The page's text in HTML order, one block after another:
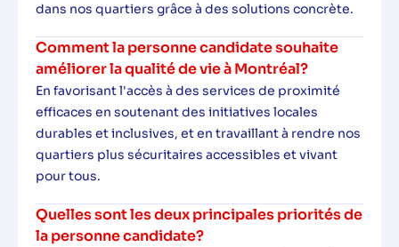
dans nos quartiers grâce à des solutions concrète.
Comment la personne candidate souhaite
améliorer la qualité de vie à Montréal?
En favorisant l'accès à des services de proximité
efficaces en soutenant des initiatives locales
durables et inclusives, et en travaillant à rendre nos
quartiers plus sécuritaires accessibles et vivant
pour tous.
Quelles sont les deux principales priorités de
la personne candidate?